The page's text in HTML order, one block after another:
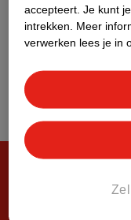
accepteert. Je kunt
intrekken.
Meer
verwerken lees je in